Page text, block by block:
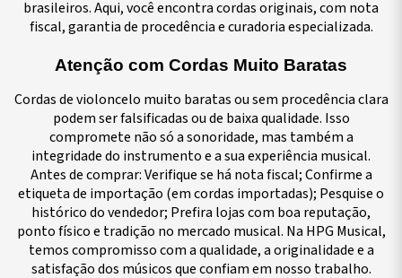
Catálogo
Completo
CompletoCastanholas
Flautas
Flautas
Doces
Handpan
Crinas para
Estojos e
Capas de
Guias de
Arco
Talões de
Arco
Viola
Violino
Viola
Queixeira
Violino
Queixeira
Viola
Guias de
Arco
Kits
Montagem
Violino
Kits
Montagem
Viola
Kits
Montagem
Violoncelo
Violino
Pestanas
Pestanas
Violoncelo
Pestanas
Contrabaixo
Prática e
Performance
Prendedores
de Partitura
Queixeiras
Violino
Queixeiras
Viola
Violino
Rabichos
Rabichos
Violoncelo
Rabichos
Contrabaixo
Suportes
Violino
Suportes
Violoncelo
Suportes
Contrabaixo
Surdina Violino
Surdina Viola
Surdina
Violonelo
Talões de Arco
Tira Lobo
Tarraxas
Umidificadores
brasileiros. Aqui, você encontra cordas originais, com nota
fiscal, garantia de procedência e curadoria especializada.
Atenção com Cordas Muito Baratas
Cordas de violoncelo muito baratas ou sem procedência clara
podem ser falsificadas ou de baixa qualidade. Isso
compromete não só a sonoridade, mas também a
integridade do instrumento e a sua experiência musical.
Antes de comprar: Verifique se há nota fiscal; Confirme a
etiqueta de importação (em cordas importadas); Pesquise o
histórico do vendedor; Prefira lojas com boa reputação,
ponto físico e tradição no mercado musical. Na HPG Musical,
temos compromisso com a qualidade, a originalidade e a
satisfação dos músicos que confiam em nosso trabalho.